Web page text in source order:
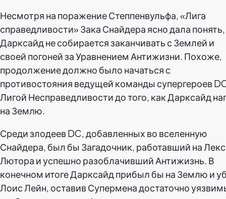
Несмотря на поражение Степпенвульфа, «Лига
справедливости» Зака Снайдера ясно дала понять,
Дарксайд не собирается заканчивать с Землей и
своей погоней за Уравнением Антижизни. Похоже,
продолжение должно было начаться с
противостояния ведущей команды супергероев
Лигой Несправедливости до того, как Дарксайд
на Землю.
Среди злодеев DC, добавленных во вселенную
Снайдера, был бы Загадочник, работавший на
Лютора и успешно разоблачивший Антижизнь. В
конечном итоге Дарксайд прибыл бы на Землю и
Лоис Лейн, оставив Супермена достаточно